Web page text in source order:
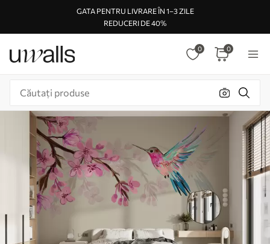
GATA PENTRU LIVRARE ÎN 1–3 ZILE
REDUCERI DE 40%
0 0